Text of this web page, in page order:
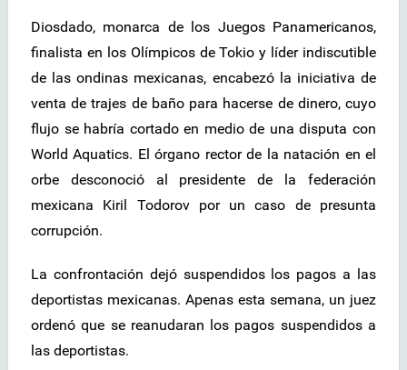
Diosdado, monarca de los Juegos Panamericanos,
finalista en los Olímpicos de Tokio y líder indiscutible
de las ondinas mexicanas, encabezó la iniciativa de
venta de trajes de baño para hacerse de dinero, cuyo
flujo se habría cortado en medio de una disputa con
World Aquatics. El órgano rector de la natación en el
orbe desconoció al presidente de la federación
mexicana Kiril Todorov por un caso de presunta
corrupción.
La confrontación dejó suspendidos los pagos a las
deportistas mexicanas. Apenas esta semana, un juez
ordenó que se reanudaran los pagos suspendidos a
las deportistas.